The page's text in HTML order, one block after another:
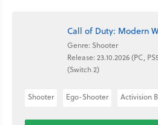
Call of Duty: Modern
Genre: Shooter
Release: 23.10.2026 (PC,
(Switch 2)
Shooter Ego-Shooter Activision